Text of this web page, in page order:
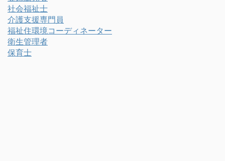
社会福祉士
介護支援専門員
福祉住環境コーディネーター
衛生管理者
保育士